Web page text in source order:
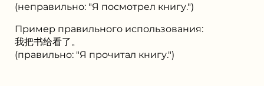
(неправильно: "Я посмотрел книгу.")
Пример правильного использования:
我把书给看了。
(правильно: "Я прочитал книгу.")